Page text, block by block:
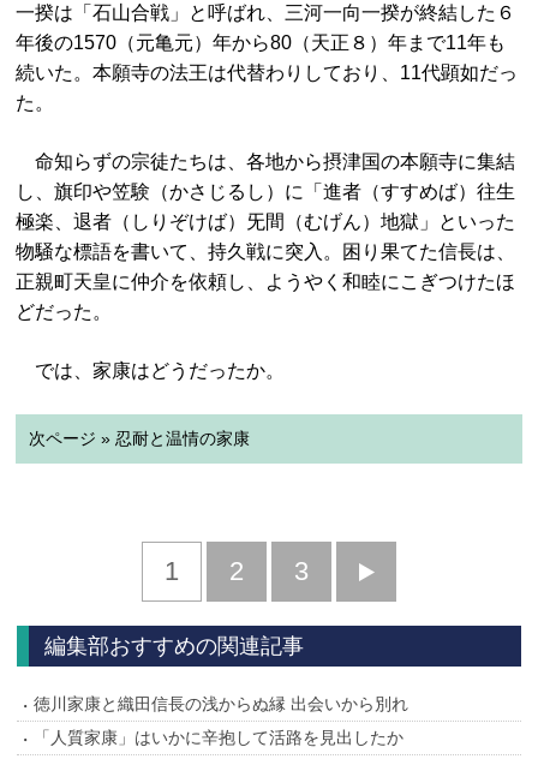
一揆は「石山合戦」と呼ばれ、三河一向一揆が終結した６
年後の1570（元亀元）年から80（天正８）年まで11年も
続いた。本願寺の法王は代替わりしており、11代顕如だっ
た。
命知らずの宗徒たちは、各地から摂津国の本願寺に集結
し、旗印や笠験（かさじるし）に「進者（すすめば）往生
極楽、退者（しりぞけば）旡間（むげん）地獄」といった
物騒な標語を書いて、持久戦に突入。困り果てた信長は、
正親町天皇に仲介を依頼し、ようやく和睦にこぎつけたほ
どだった。
では、家康はどうだったか。
次ページ » 忍耐と温情の家康
1 2 3
へ
編集部おすすめの関連記事
徳川家康と織田信長の浅からぬ縁 出会いから別れ
「人質家康」はいかに辛抱して活路を見出したか